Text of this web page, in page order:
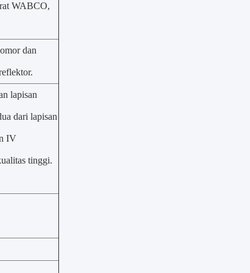
WABCO,
dan
lapisan
dari lapisan
IV
tinggi.